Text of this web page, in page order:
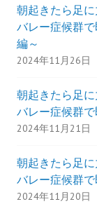
朝起きたら足
バレー症候群
編～
2024年11月26日
朝起きたら足
バレー症候群
2024年11月21日
朝起きたら足
バレー症候群
2024年11月20日